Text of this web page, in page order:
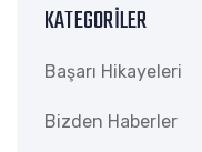
KATEGORILER
Başarı Hikayeleri
Bizden Haberler